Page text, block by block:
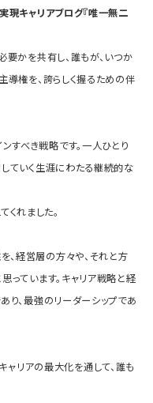
キャリアブログ『唯一無二
要かを共有し、誰もが、いつか
導権を、誇らしく握るための伴
すべき戦略です。一人ひとり
ていく生涯にわたる継続的な
れました。
、経営層の方々や、それと方
っています。キャリア戦略と経
り、最強のリーダーシップであ
ャリアの最大化を通して、誰も